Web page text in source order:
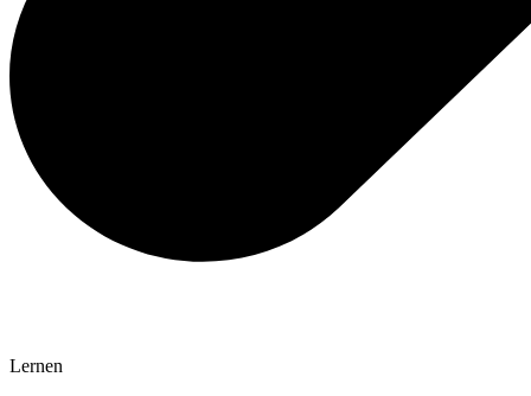
Lernen